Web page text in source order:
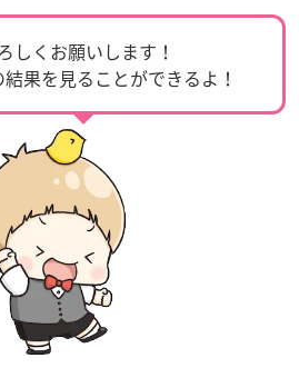
しくお願いします！
果を見ることができるよ！